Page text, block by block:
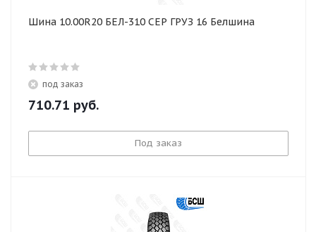
Шина 10.00R20 БЕЛ-310 СЕР ГРУЗ 16 Белшина
под заказ
710.71 руб.
Под заказ